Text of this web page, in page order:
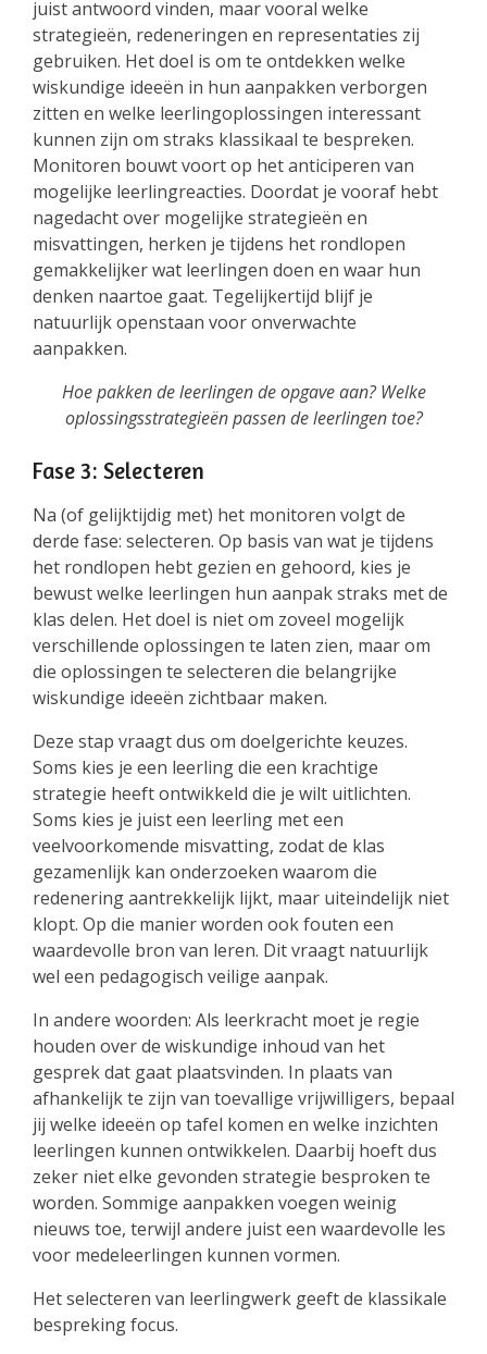
juist antwoord vinden, maar vooral welke
strategieën, redeneringen en representaties zij
gebruiken. Het doel is om te ontdekken welke
wiskundige ideeën in hun aanpakken verborgen
zitten en welke leerlingoplossingen interessant
kunnen zijn om straks klassikaal te bespreken.
Monitoren bouwt voort op het anticiperen van
mogelijke leerlingreacties. Doordat je vooraf hebt
nagedacht over mogelijke strategieën en
misvattingen, herken je tijdens het rondlopen
gemakkelijker wat leerlingen doen en waar hun
denken naartoe gaat. Tegelijkertijd blijf je
natuurlijk openstaan voor onverwachte
aanpakken.
Hoe pakken de leerlingen de opgave aan? Welke
oplossingsstrategieën passen de leerlingen toe?
Fase 3: Selecteren
Na (of gelijktijdig met) het monitoren volgt de
derde fase: selecteren. Op basis van wat je tijdens
het rondlopen hebt gezien en gehoord, kies je
bewust welke leerlingen hun aanpak straks met de
klas delen. Het doel is niet om zoveel mogelijk
verschillende oplossingen te laten zien, maar om
die oplossingen te selecteren die belangrijke
wiskundige ideeën zichtbaar maken.
Deze stap vraagt dus om doelgerichte keuzes.
Soms kies je een leerling die een krachtige
strategie heeft ontwikkeld die je wilt uitlichten.
Soms kies je juist een leerling met een
veelvoorkomende misvatting, zodat de klas
gezamenlijk kan onderzoeken waarom die
redenering aantrekkelijk lijkt, maar uiteindelijk niet
klopt. Op die manier worden ook fouten een
waardevolle bron van leren. Dit vraagt natuurlijk
wel een pedagogisch veilige aanpak.
In andere woorden: Als leerkracht moet je regie
houden over de wiskundige inhoud van het
gesprek dat gaat plaatsvinden. In plaats van
afhankelijk te zijn van toevallige vrijwilligers, bepaal
jij welke ideeën op tafel komen en welke inzichten
leerlingen kunnen ontwikkelen. Daarbij hoeft dus
zeker niet elke gevonden strategie besproken te
worden. Sommige aanpakken voegen weinig
nieuws toe, terwijl andere juist een waardevolle les
voor medeleerlingen kunnen vormen.
Het selecteren van leerlingwerk geeft de klassikale
bespreking focus.